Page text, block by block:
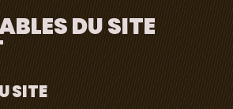
DU SITE
SITE